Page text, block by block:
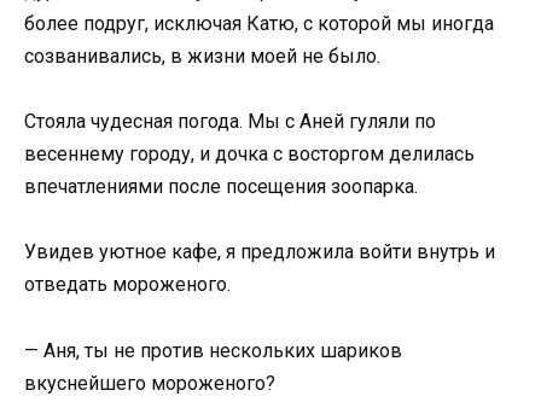
более подруг, исключая Катю, с которой мы иногда
созванивались, в жизни моей не было.
Стояла чудесная погода. Мы с Аней гуляли по
весеннему городу, и дочка с восторгом делилась
впечатлениями после посещения зоопарка.
Увидев уютное кафе, я предложила войти внутрь и
отведать мороженого.
— Аня, ты не против нескольких шариков
вкуснейшего мороженого?